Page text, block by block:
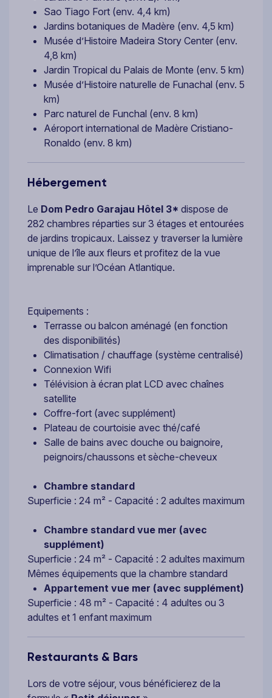
Sao Tiago Fort (env. 4,4 km)
Jardins botaniques de Madère (env. 4,5 km)
Musée d’Histoire Madeira Story Center (env.
4,8 km)
Jardin Tropical du Palais de Monte (env. 5 km)
Musée d’Histoire naturelle de Funachal (env. 5
km)
Parc naturel de Funchal (env. 8 km)
Aéroport international de Madère Cristiano-
Ronaldo (env. 8 km)
Hébergement
Le Dom Pedro Garajau Hôtel 3* dispose de
282 chambres réparties sur 3 étages et entourées
de jardins tropicaux. Laissez y traverser la lumière
unique de l’île aux fleurs et profitez de la vue
imprenable sur l’Océan Atlantique.
Equipements :
Terrasse ou balcon aménagé (en fonction
des disponibilités)
Climatisation / chauffage (système centralisé)
Connexion Wifi
Télévision à écran plat LCD avec chaînes
satellite
Coffre-fort (avec supplément)
Plateau de courtoisie avec thé/café
Salle de bains avec douche ou baignoire,
peignoirs/chaussons et sèche-cheveux
Chambre standard
Superficie : 24 m² - Capacité : 2 adultes maximum
Chambre standard vue mer (avec
supplément)
Superficie : 24 m² - Capacité : 2 adultes maximum
Mêmes équipements que la chambre standard
Appartement vue mer (avec supplément)
Superficie : 48 m² - Capacité : 4 adultes ou 3
adultes et 1 enfant maximum
Restaurants & Bars
Lors de votre séjour, vous bénéficierez de la